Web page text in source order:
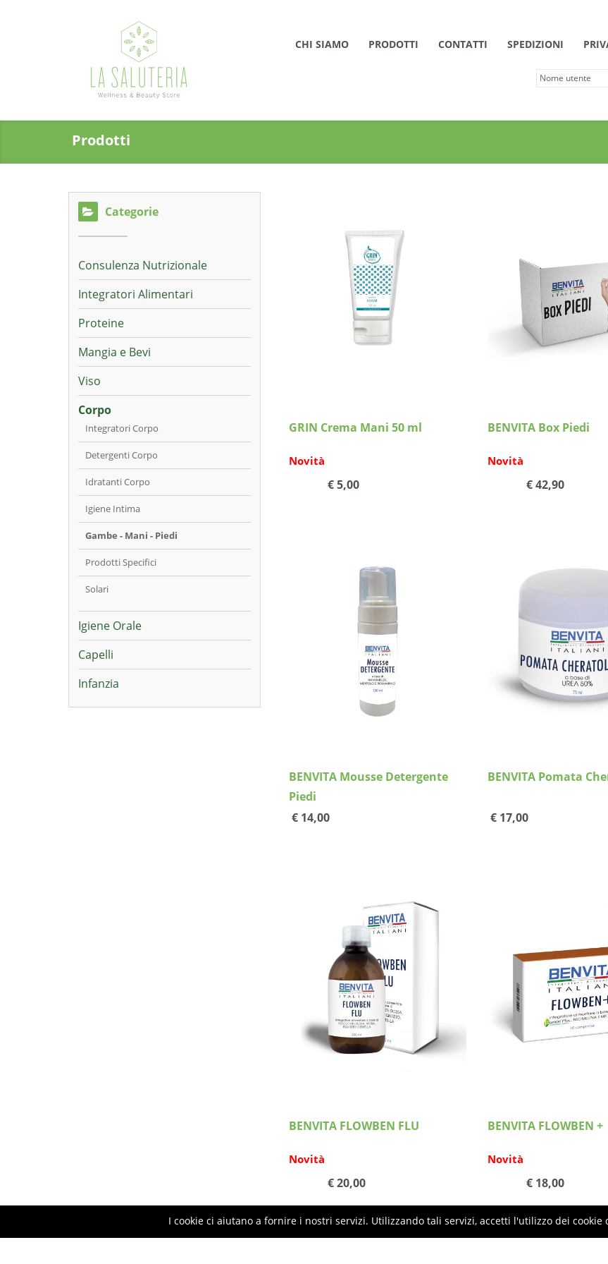
CHI SIAMO PRODOTTI CONTATTI SPEDIZIONI
Prodotti
Dettagli
GRIN Crema Mani 50 ml
Novità
€ 5,00
Dettagli
BENVITA Box Piedi
Novità
€ 42,90
Dettagli
BENVITA Mousse Detergente
Piedi
€ 14,00
Dettagli
BENVITA Pomata
€ 17,00
Dettagli
BENVITA FLOWBEN FLU
Novità
€ 20,00
Dettagli
BENVITA FLOWBEN +
Novità
€ 18,00
Categorie
Consulenza Nutrizionale
Integratori Alimentari
Proteine
Mangia e Bevi
Viso
Corpo
Integratori Corpo
Detergenti Corpo
Idratanti Corpo
Igiene Intima
Gambe - Mani - Piedi
Prodotti Specifici
Solari
Igiene Orale
Capelli
Infanzia
I cookie ci aiutano a fornire i nostri servizi. Utilizzando tali servizi, accetti l'utilizzo dei